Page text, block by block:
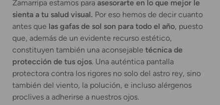
Zamarripa estamos para asesorarte en lo que mejor le
sienta a tu salud visual. Por eso hemos de decir cuanto
antes que las gafas de sol son para todo el año, puesto
que, además de un evidente recurso estético,
constituyen también una aconsejable técnica de
protección de tus ojos. Una auténtica pantalla
protectora contra los rigores no solo del astro rey, sino
también del viento, la polución, e incluso alérgenos
proclives a adherirse a nuestros ojos.